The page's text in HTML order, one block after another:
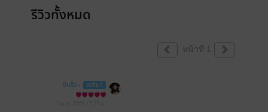
รีวิวทั้งหมด
หน้าที่ 1
มีแล้ว - เรติมา